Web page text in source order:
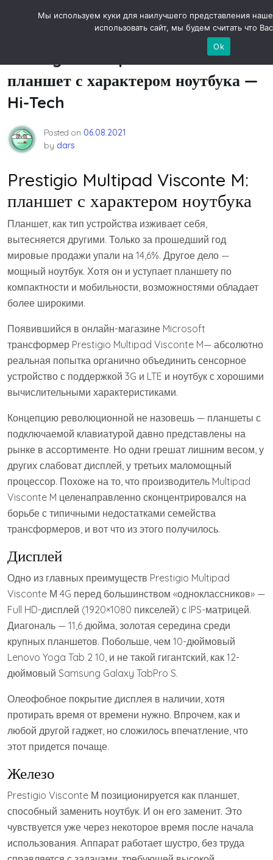
Новости технологий
Prestigio Multipad Visconte M:
планшет с характером ноутбука —
Hi-Tech
Posted on 06.08.2021
by dars
Prestigio Multipad Visconte M:
планшет с характером ноутбука
Планшет, как тип устройства изживает себя,
вытесняется другими. Только за прошедший год
мировые продажи упали на 14,6%. Другое дело —
мощный ноутбук. Хотя он и уступает планшету по
компактности и мобильности, возможностями обладает
более широкими.
Появившийся в онлайн-магазине Microsoft
трансформер Prestigio Multipad Visconte M— абсолютно
реальная попытка органично объединить сенсорное
устройство с поддержкой 3G и LTE и ноутбук с хорошими
вычислительными характеристиками.
Концепцию революционной не назовешь — планшеты с
подключаемой клавиатурой давно представлены на
рынке в ассортименте. Но одни грешат лишним весом, у
других слабоват дисплей, у третьих маломощный
процессор. Похоже на то, что производитель Multipad
Visconte M целенаправленно сконцентрировался на
борьбе с типичными недостатками семейства
трансформеров, и вот что из этого получилось.
Дисплей
Одно из главных преимуществ Prestigio Multipad
Visconte М 4G перед большинством «одноклассников» —
Full HD-дисплей (1920×1080 пикселей) с IPS-матрицей.
Диагональ — 11,6 дюйма, золотая середина среди
крупных планшетов. Побольше, чем 10-дюймовый
Lenovo Yoga Tab 2 10, и не такой гигантский, как 12-
дюймовый Samsung Galaxy TabPro S.
Олеофобное покрытие дисплея в наличии, хотя
протирать время от времени нужно. Впрочем, как и
любой другой гаджет, но сложилось впечатление, что
этот придется почаще.
Железо
Prestigio Visconte М позиционируется как планшет,
способный заменить ноутбук. И он его заменит. Это
чувствуется уже через некоторое время после начала
использования. Аппарат работает шустро, без труда
Мы используем куки для наилучшего представления
использовать сайт, мы будем считать что
Ok